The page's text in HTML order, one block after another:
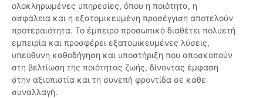
ολοκληρωμένες υπηρεσίες, όπου η ποιότητα, η
ασφάλεια και η εξατομικευμένη προσέγγιση αποτελούν
προτεραιότητα. Το έμπειρο προσωπικό διαθέτει πολυετή
εμπειρία και προσφέρει εξατομικευμένες λύσεις,
υπεύθυνη καθοδήγηση και υποστήριξη που αποσκοπούν
στη βελτίωση της ποιότητας ζωής, δίνοντας έμφαση
στην αξιοπιστία και τη συνεπή φροντίδα σε κάθε
συναλλαγή.